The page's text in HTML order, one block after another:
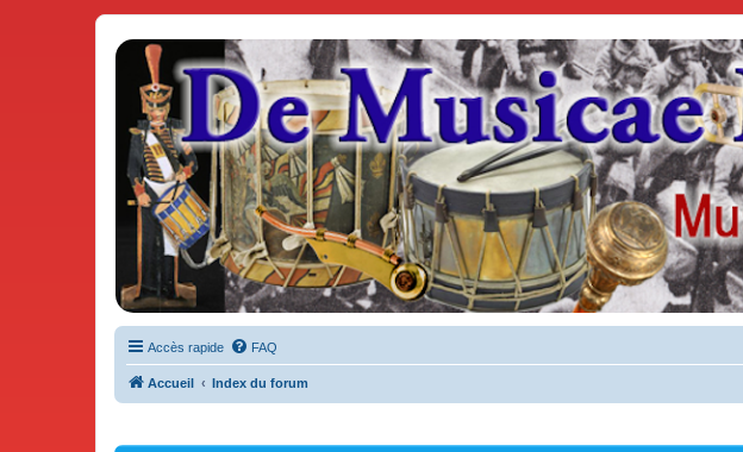
De Musicae Militari - Forums
Forums de discussions
Accès rapide FAQ
Accueil Index du forum